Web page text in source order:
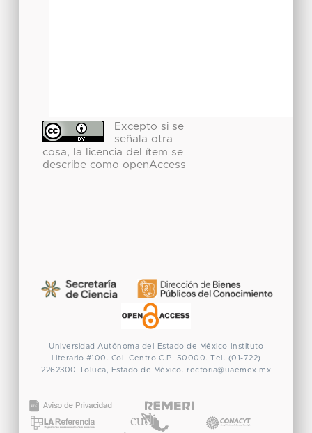
Excepto si se
señala otra
cosa, la licencia del ítem se
describe como openAccess
Universidad Autónoma del Estado de México
Instituto
Literario #100. Col. Centro C.P. 50000. Tel. (01-722)
2262300 Toluca, Estado de México. rectoria@uaemex.mx